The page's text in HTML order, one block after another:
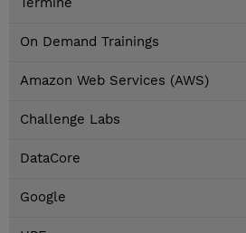
On Demand Trainings
Amazon Web Services (AWS)
Challenge Labs
DataCore
Google